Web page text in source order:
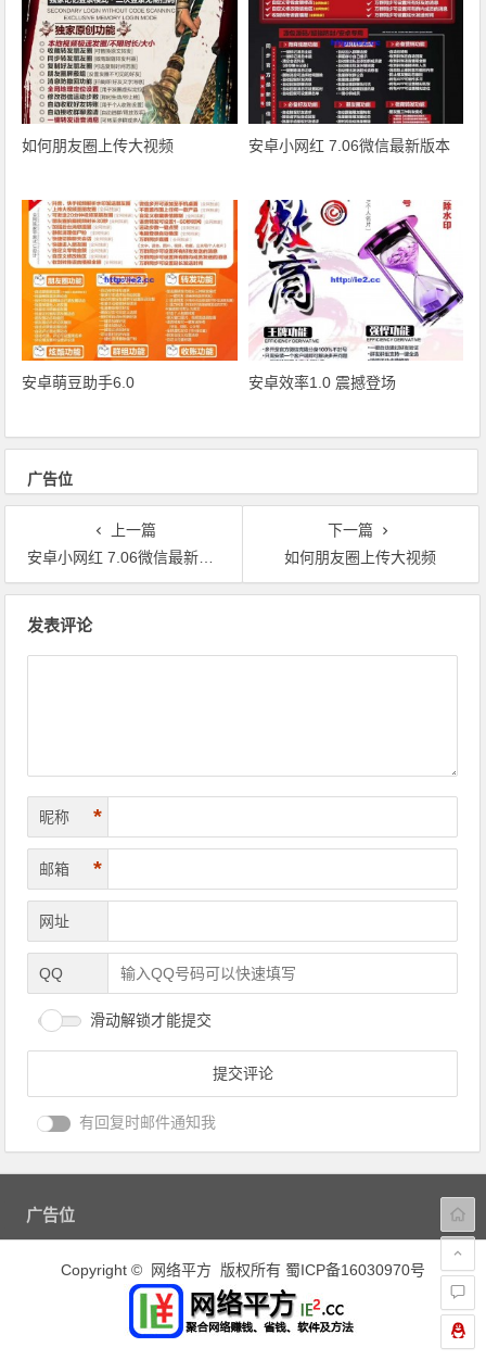
如何朋友圈上传大视频 安卓小网红 7.06微信最新版本
安卓萌豆助手6.0 安卓效率1.0 震撼登场‍
广告位
上一篇
安卓小网红 7.06微信最新版本
下一篇
如何朋友圈上传大视频
发表评论
昵称 *
邮箱 *
网址
QQ
滑动解锁才能提交
有回复时邮件通知我
广告位
Copyright © 网络平方 版权所有 蜀ICP备16030970号